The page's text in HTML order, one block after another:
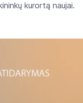
kurortą naujai.